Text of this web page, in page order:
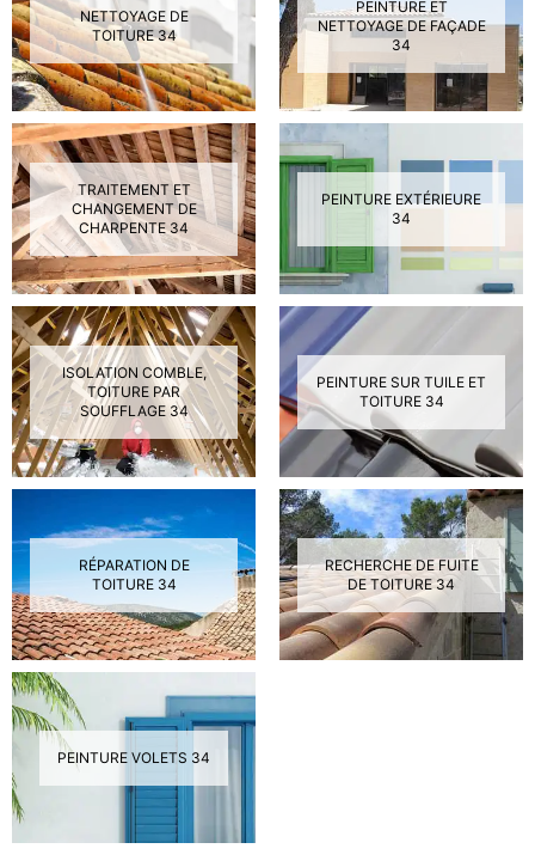
NETTOYAGE DE
TOITURE 34
PEINTURE ET
NETTOYAGE DE FAÇADE
34
TRAITEMENT ET
CHANGEMENT DE
CHARPENTE 34
PEINTURE EXTÉRIEURE
34
ISOLATION COMBLE,
TOITURE PAR
SOUFFLAGE 34
PEINTURE SUR TUILE ET
TOITURE 34
RÉPARATION DE
TOITURE 34
RECHERCHE DE FUITE
DE TOITURE 34
PEINTURE VOLETS 34